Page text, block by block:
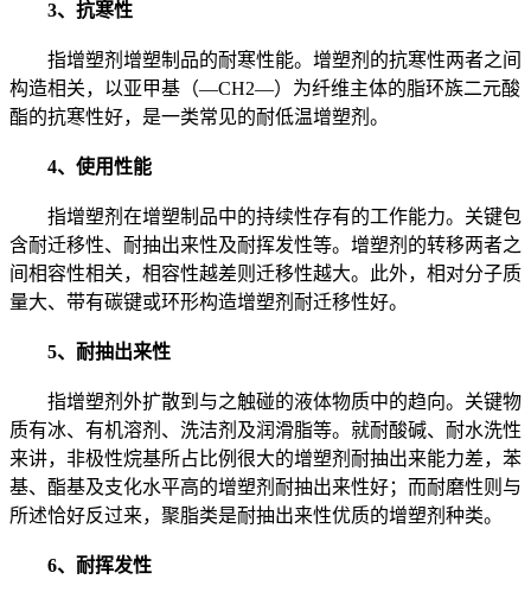
3、抗寒性
指增塑剂增塑制品的耐寒性能。增塑剂的抗寒性两者之间
构造相关，以亚甲基（—CH2—）为纤维主体的脂环族二元酸
酯的抗寒性好，是一类常见的耐低温增塑剂。
4、使用性能
指增塑剂在增塑制品中的持续性存有的工作能力。关键包
含耐迁移性、耐抽出来性及耐挥发性等。增塑剂的转移两者之
间相容性相关，相容性越差则迁移性越大。此外，相对分子质
量大、带有碳键或环形构造增塑剂耐迁移性好。
5、耐抽出来性
指增塑剂外扩散到与之触碰的液体物质中的趋向。关键物
质有冰、有机溶剂、洗洁剂及润滑脂等。就耐酸碱、耐水洗性
来讲，非极性烷基所占比例很大的增塑剂耐抽出来能力差，苯
基、酯基及支化水平高的增塑剂耐抽出来性好；而耐磨性则与
所述恰好反过来，聚脂类是耐抽出来性优质的增塑剂种类。
6、耐挥发性